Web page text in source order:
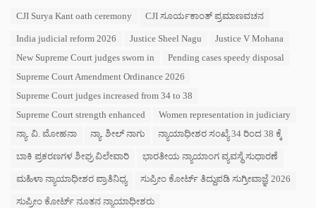
CJI Surya Kant oath ceremony CJI ಸೂರ್ಯಕಾಂತ್ ಪ್ರಮಾಣವಚನ
India judicial reform 2026 Justice Sheel Nagu
Justice V Mohana
New Supreme Court judges sworn in
Pending cases speedy disposal
Supreme Court Amendment Ordinance 2026
Supreme Court judges increased from 34 to 38
Supreme Court strength enhanced
Women representation in judiciary
ನ್ಯಾ. ವಿ. ಮೋಹನಾ
ನ್ಯಾ. ಶೀಲ್ ನಾಗು ನ್ಯಾಯಾಧೀಶರ ಸಂಖ್ಯೆ 34 ರಿಂದ 38 ಕ್ಕೆ
ಬಾಕಿ ಪ್ರಕರಣಗಳ ಶೀಘ್ರ ವಿಲೇವಾರಿ ಭಾರತೀಯ ನ್ಯಾಯಾಂಗ ವ್ಯವಸ್ಥೆ ಸುಧಾರಣೆ
ಮಹಿಳಾ ನ್ಯಾಯಾಧೀಶರ ಪ್ರಾತಿನಿಧ್ಯ ಸುಪ್ರೀಂ ಕೋರ್ಟ್ ತಿದ್ದುಪಡಿ ಸುಗ್ರೀವಾಜ್ಞೆ 2026
ಸುಪ್ರೀಂ ಕೋರ್ಟ್ ನೂತನ ನ್ಯಾಯಾಧೀಶರು